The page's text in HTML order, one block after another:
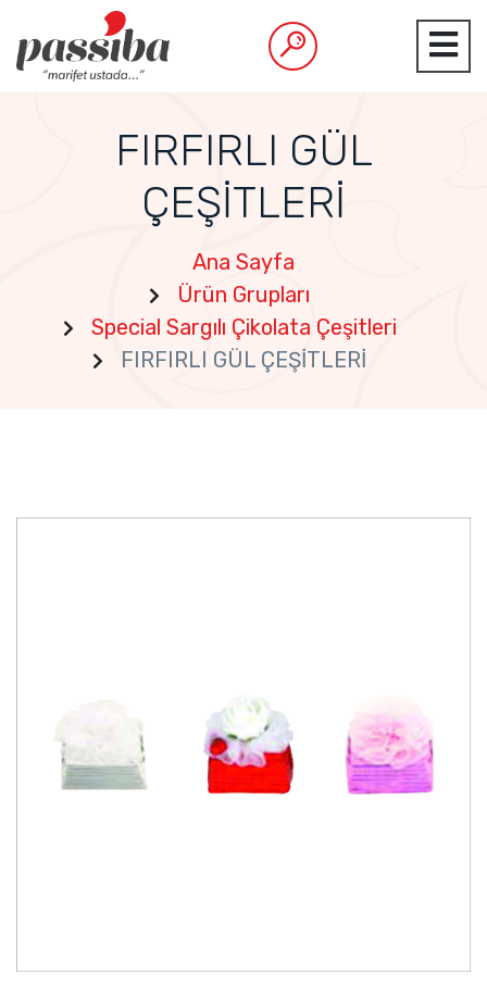
FIRFIRLI GÜL
ÇEŞİTLERİ
Ana Sayfa
Ürün Grupları
Special Sargılı Çikolata Çeşitleri
FIRFIRLI GÜL ÇEŞİTLERİ